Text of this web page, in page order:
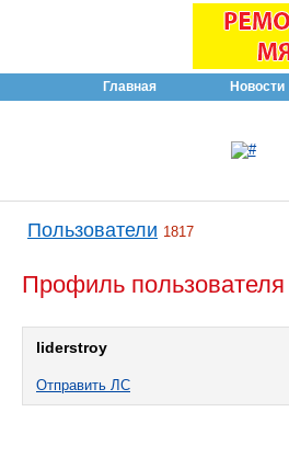
Главная Новости
Пользователи 1817
Профиль пользователя
liderstroy
Отправить ЛС